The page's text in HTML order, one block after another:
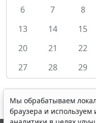
6
7 8
13
14 15
20
21 22
27
28 29
Мы обрабатываем
браузера и используем